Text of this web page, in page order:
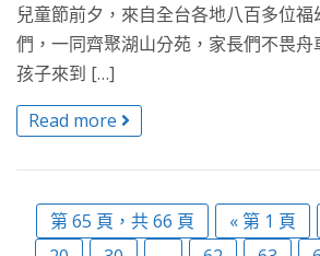
兒童節前夕，來自全台各地八百多位
們，一同齊聚湖山分苑，家長們不畏
孩子來到 […]
Read more
第 65 頁，共 66 頁 « 第 1 頁